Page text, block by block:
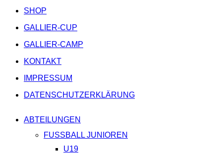
SHOP
GALLIER-CUP
GALLIER-CAMP
KONTAKT
IMPRESSUM
DATENSCHUTZERKLÄRUNG
ABTEILUNGEN
FUSSBALL JUNIOREN
U19